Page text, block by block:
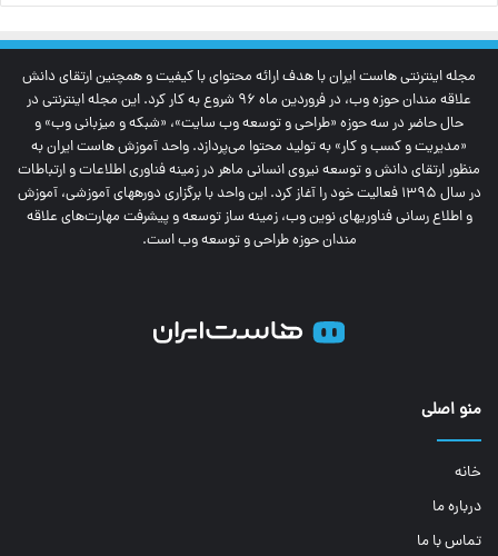
مجله اینترنتی‌ هاست ایران با هدف ارائه محتوای با کیفیت و همچنین ارتقای دانش
علاقه مندان حوزه وب، در فروردین ماه 96 شروع به کار کرد. این مجله اینترنتی در
حال حاضر در سه حوزه «طراحی و توسعه وب سایت»، «شبکه و میزبانی وب» و
«مدیریت و کسب و کار» به تولید محتوا می‌پردازد. واحد آموزش هاست ایران به
منظور ارتقای دانش و توسعه نیروی انسانی ماهر در زمینه فناوری اطلاعات و ارتباطات
در سال 1395 فعالیت خود را آغاز کرد. این واحد با برگزاری دوره‎های آموزشی، آموزش
و اطلاع رسانی فناوری‎های نوین وب، زمینه ساز توسعه و پیشرفت مهارت‌های علاقه
مندان حوزه طراحی و توسعه وب است.
منو اصلی
خانه
درباره ما
تماس با ما